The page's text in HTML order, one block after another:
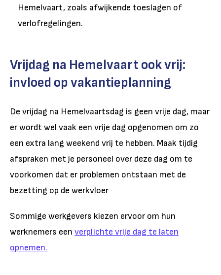
Hemelvaart, zoals afwijkende toeslagen of
verlofregelingen.
Vrijdag na Hemelvaart ook vrij:
invloed op vakantieplanning
De vrijdag na Hemelvaartsdag is geen vrije dag, maar
er wordt wel vaak een vrije dag opgenomen om zo
een extra lang weekend vrij te hebben. Maak tijdig
afspraken met je personeel over deze dag om te
voorkomen dat er problemen ontstaan met de
bezetting op de werkvloer
Sommige werkgevers kiezen ervoor om hun
werknemers een verplichte vrije dag te laten
opnemen.